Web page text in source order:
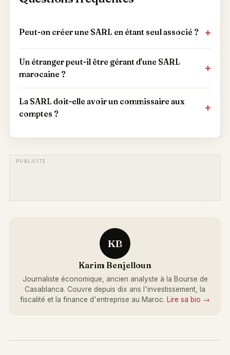
Peut-on créer une SARL en étant seul associé ?
Un étranger peut-il être gérant d'une SARL
marocaine ?
La SARL doit-elle avoir un commissaire aux
comptes ?
KB
Karim Benjelloun
Journaliste économique, ancien analyste à la Bourse de
Casablanca. Couvre depuis dix ans l'investissement, la
fiscalité et la finance d'entreprise au Maroc. Lire sa bio →